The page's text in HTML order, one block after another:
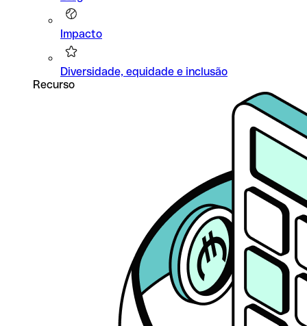
Impacto
Diversidade, equidade e inclusão
Recurso